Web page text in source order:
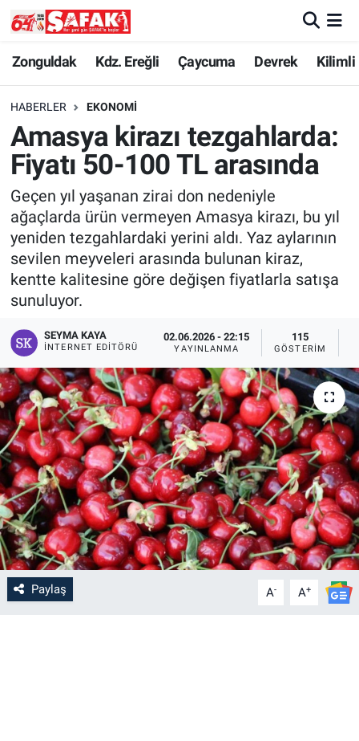
Zonguldak Kdz. Ereğli Çaycuma Devrek Kilimli
HABERLER EKONOMI
Amasya kirazı tezgahlarda:
Fiyatı 50-100 TL arasında
Geçen yıl yaşanan zirai don nedeniyle
ağaçlarda ürün vermeyen Amasya kirazı, bu yıl
yeniden tezgahlardaki yerini aldı. Yaz aylarının
sevilen meyveleri arasında bulunan kiraz,
kentte kalitesine göre değişen fiyatlarla satışa
sunuluyor.
SEYMA KAYA
İNTERNET EDITÖRÜ
02.06.2026 - 22:15
YAYINLANMA
115
GÖSTERIM
Paylaş A- A+
Zonguldak
Kdz. Ereğli
Çaycuma
Kilimli
Asayiş
Spor
Resmi İlan
Zonguldak Nöbetçi Eczaneler
Zonguldak Hava Durumu
Zonguldak Namaz Vakitleri
Süper Lig Puan Durumu ve Fikstür
Tüm Manşetler
Son Dakika Haberleri
Haber Arşivi